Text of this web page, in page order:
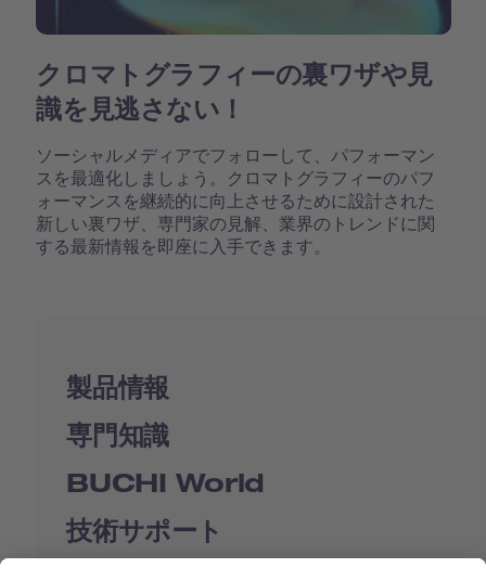
クロマトグラフィーの裏ワザや見
識を見逃さない！
ソーシャルメディアでフォローして、パフォーマン
スを最適化しましょう。クロマトグラフィーのパフ
ォーマンスを継続的に向上させるために設計された
新しい裏ワザ、専門家の見解、業界のトレンドに関
する最新情報を即座に入手できます。
製品情報
専門知識
BUCHI World
技術サポート